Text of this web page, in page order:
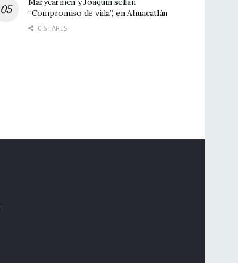
“Compromiso de vida”, en Ahuacatlán
0 SHARES